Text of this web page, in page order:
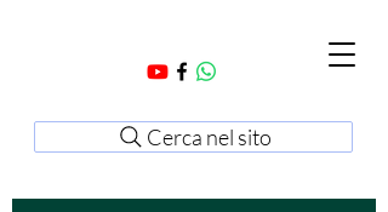
Cerca nel sito